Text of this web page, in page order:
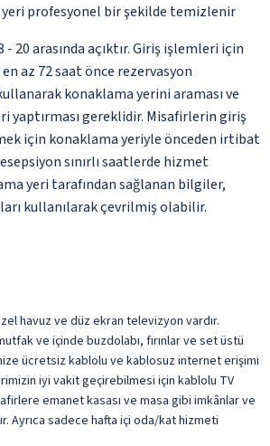
profesyonel bir şekilde temizlenir
- 20 arasında açıktır. Giriş işlemleri için
az 72 saat önce rezervasyon
konaklama yerini araması ve
yaptırması gereklidir. Misafirlerin giriş
için konaklama yeriyle önceden irtibat
sınırlı saatlerde hizmet
yeri tarafından sağlanan bilgiler,
kullanılarak çevrilmiş olabilir.
havuz ve düz ekran televizyon vardır.
ve içinde buzdolabı, fırınlar ve set üstü
ücretsiz kablolu ve kablosuz internet erişimi
iyi vakit geçirebilmesi için kablolu TV
emanet kasası ve masa gibi imkânlar ve
Ayrıca sadece hafta içi oda/kat hizmeti